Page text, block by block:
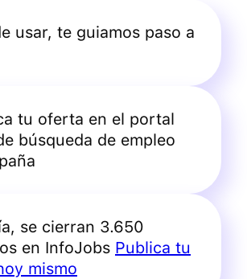
usar, te guiamos paso a
tu oferta en el portal
búsqueda de empleo
se cierran 3.650
en InfoJobs Publica tu
mismo